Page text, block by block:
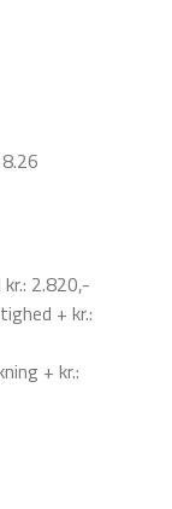
2.820,-
+ kr.:
+ kr.: